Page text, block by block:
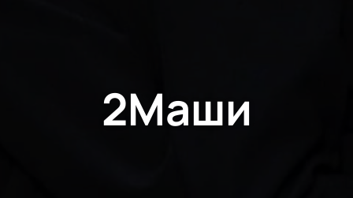
2Маши